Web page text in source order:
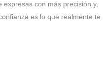
con más precisión y,
es lo que realmente te